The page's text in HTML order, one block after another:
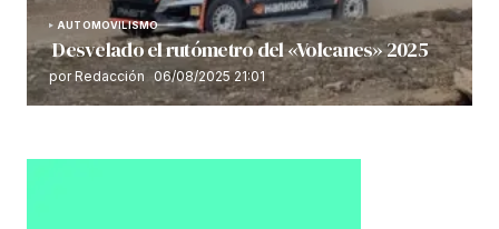
AUTOMOVILISMO
Desvelado el rutómetro del «Volcanes» 2025
por Redacción 06/08/2025 21:01